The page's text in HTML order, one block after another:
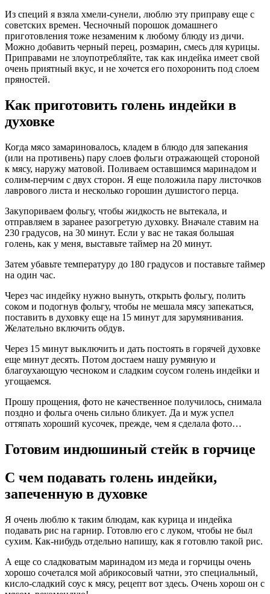
Из специй я взяла хмели-сунели, люблю эту приправу еще с
советских времен. Чесночный порошок домашнего
приготовления тоже незаменим к любому блюду из дичи.
Можно добавить черный перец, розмарин, смесь для курицы.
Приправами не злоупотребляйте, так как индейка имеет свой
очень приятный вкус, и не хочется его похоронить под слоем
пряностей.
Как приготовить голень индейки в
духовке
Когда мясо замариновалось, кладем в блюдо для запекания
(или на противень) пару слоев фольги отражающей стороной
к мясу, наружу матовой. Поливаем оставшимся маринадом и
солим-перчим с двух сторон. Я еще положила пару листочков
лаврового листа и несколько горошин душистого перца.
Закупориваем фольгу, чтобы жидкость не вытекала, и
отправляем в заранее разогретую духовку. Вначале ставим на
230 градусов, на 30 минут. Если у вас не такая большая
голень, как у меня, выставьте таймер на 20 минут.
Затем убавьте температуру до 180 градусов и поставьте таймер
на один час.
Через час индейку нужно вынуть, открыть фольгу, полить
соком и подогнув фольгу, чтобы не мешала мясу запекаться,
поставить в духовку еще на 15 минут для зарумянивания.
Желательно включить обдув.
Через 15 минут выключить и дать постоять в горячей духовке
еще минут десять. Потом достаем нашу румяную и
благоухающую чесноком и сладким соусом голень индейки и
угощаемся.
Прошу прощения, фото не качественное получилось, снимала
поздно и фольга очень сильно бликует. Да и муж успел
оттяпать хороший кусочек, прежде, чем я сделала фото…
Готовим индюшиный стейк в горчице
С чем подавать голень индейки,
запеченную в духовке
Я очень люблю к таким блюдам, как курица и индейка
подавать рис на гарнир. Готовлю его с луком, чтобы не был
сухим. Как-нибудь отдельно напишу, как я готовлю такой рис.
А еще со сладковатым маринадом из меда и горчицы очень
хорошо сочетался мой абрикосовый чатни, это специальный,
кисло-сладкий соус к мясу, рецепт вот здесь. Очень хорош он с